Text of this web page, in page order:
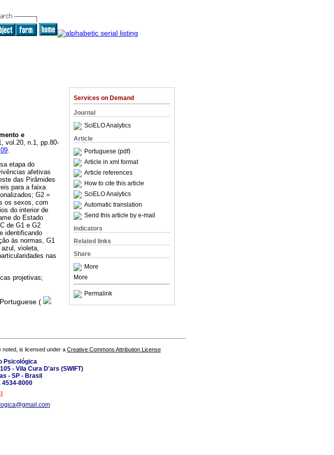
Services on Demand
Journal
SciELO Analytics
Article
Portuguese (pdf)
Article in xml format
Article references
How to cite this article
SciELO Analytics
Automatic translation
Send this article by e-mail
Indicators
Related links
Share
More
More
Permalink
e
vol.20, n.1, pp.80-
.
etapa do
afetivas
das Pirâmides
para a faixa
G2 =
os sexos, com
do interior de
do Estado
de G1 e G2
identificando
às normas, G1
violeta,
nas
projetivas;
Portuguese (
noted, is licensed under a Creative Commons Attribution License
Psicológica
- Vila Cura D'ars (SWIFT)
- SP - Brasil
4534-8000